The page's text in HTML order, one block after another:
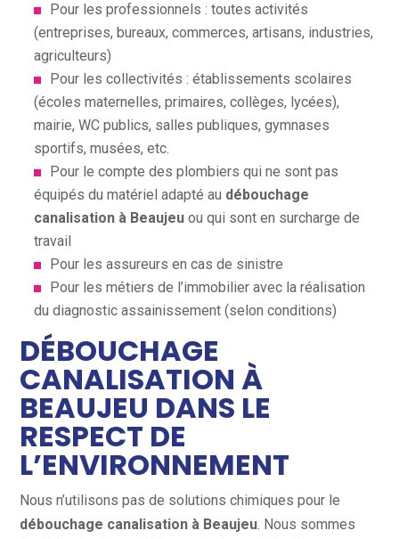
Pour les professionnels : toutes activités
(entreprises, bureaux, commerces, artisans, industries,
agriculteurs)
Pour les collectivités : établissements scolaires
(écoles maternelles, primaires, collèges, lycées),
mairie, WC publics, salles publiques, gymnases
sportifs, musées, etc.
Pour le compte des plombiers qui ne sont pas
équipés du matériel adapté au débouchage
canalisation à Beaujeu ou qui sont en surcharge de
travail
Pour les assureurs en cas de sinistre
Pour les métiers de l’immobilier avec la réalisation
du diagnostic assainissement (selon conditions)
DÉBOUCHAGE
CANALISATION À
BEAUJEU DANS LE
RESPECT DE
L’ENVIRONNEMENT
Nous n’utilisons pas de solutions chimiques pour le
débouchage canalisation à Beaujeu. Nous sommes